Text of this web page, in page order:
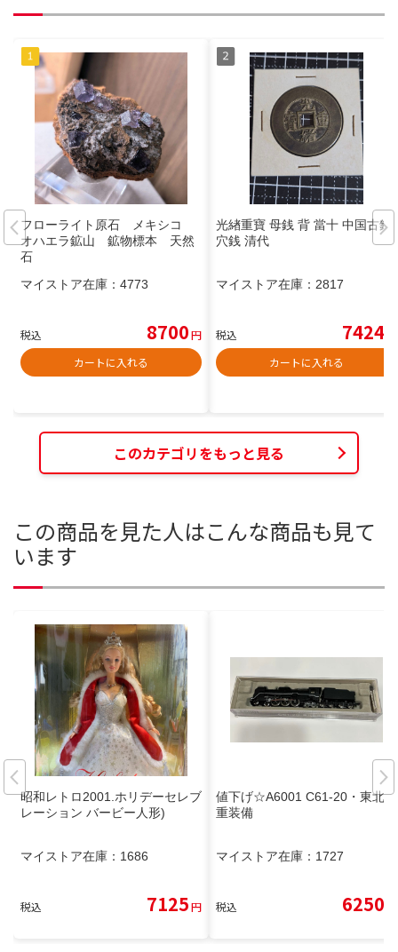
フローライト原石 メキシコ
オハエラ鉱山 鉱物標本 天然
石
マイストア在庫： 4773
税込 8700円
カートに入れる
光緖重寶 母銭 背 當十 中国古銭
穴銭 清代
マイストア在庫： 2817
税込 7424
カートに入れる
このカテゴリをもっと見る
この商品を見た人はこんな商品も見て
います
昭和レトロ2001.ホリデーセレブ
レーション バービー人形)
マイストア在庫： 1686
税込 7125円
値下げ☆A6001 C61-20・東北型
重装備
マイストア在庫： 1727
税込 6250